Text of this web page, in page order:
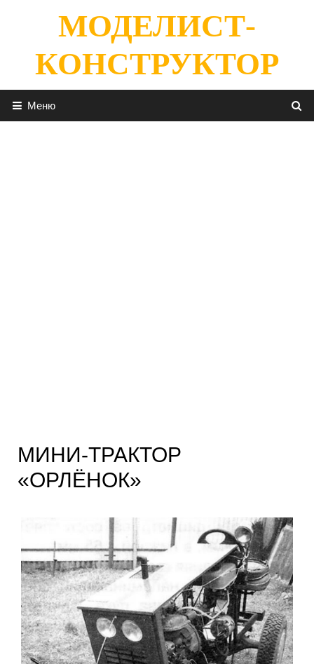
содержимомуМОДЕЛИСТ-
КОНСТРУКТОР
Меню
МИНИ-ТРАКТОР
«ОРЛЁНОК»